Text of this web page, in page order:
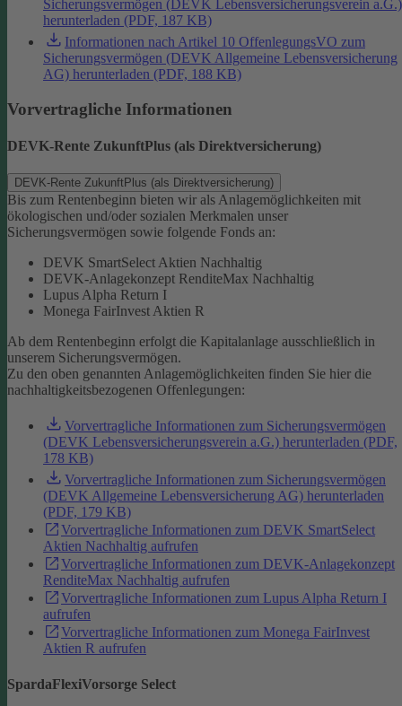
Sicherungsvermögen (DEVK Lebensversicherungsverein a.G.)
herunterladen (PDF, 187 KB)
Informationen nach Artikel 10 OffenlegungsVO zum
Sicherungsvermögen (DEVK Allgemeine Lebensversicherung
AG) herunterladen (PDF, 188 KB)
Vorvertragliche Informationen
DEVK-Rente ZukunftPlus (als Direktversicherung)
DEVK-Rente ZukunftPlus (als Direktversicherung)
Bis zum Rentenbeginn bieten wir als Anlagemöglichkeiten mit
ökologischen und/oder sozialen Merkmalen unser
Sicherungsvermögen sowie folgende Fonds an:
DEVK SmartSelect Aktien Nachhaltig
DEVK-Anlagekonzept RenditeMax Nachhaltig
Lupus Alpha Return I
Monega FairInvest Aktien R
Ab dem Rentenbeginn erfolgt die Kapitalanlage ausschließlich in
unserem Sicherungsvermögen.
Zu den oben genannten Anlagemöglichkeiten finden Sie hier die
nachhaltigkeitsbezogenen Offenlegungen:
Vorvertragliche Informationen zum Sicherungsvermögen
(DEVK Lebensversicherungsverein a.G.) herunterladen (PDF,
178 KB)
Vorvertragliche Informationen zum Sicherungsvermögen
(DEVK Allgemeine Lebensversicherung AG) herunterladen
(PDF, 179 KB)
Vorvertragliche Informationen zum DEVK SmartSelect
Aktien Nachhaltig aufrufen
Vorvertragliche Informationen zum DEVK-Anlagekonzept
RenditeMax Nachhaltig aufrufen
Vorvertragliche Informationen zum Lupus Alpha Return I
aufrufen
Vorvertragliche Informationen zum Monega FairInvest
Aktien R aufrufen
SpardaFlexiVorsorge Select